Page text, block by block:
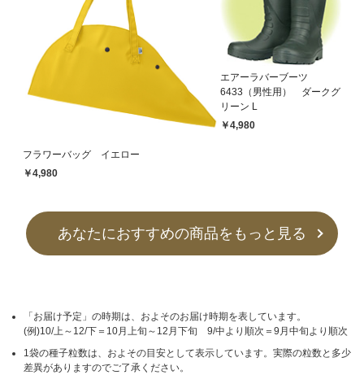
フラワーバッグ イエロー
￥4,980
エアーラバーブーツ
6433（男性用） ダークグ
リーン L
￥4,980
あなたにおすすめの商品をもっと見る
「お届け予定」の時期は、およそのお届け時期を表しています。
(例)10/上～12/下＝10月上旬～12月下旬 9/中より順次＝9月中旬より順次
1袋の種子粒数は、およその目安として表示しています。実際の粒数と多少
差異がありますのでご了承ください。